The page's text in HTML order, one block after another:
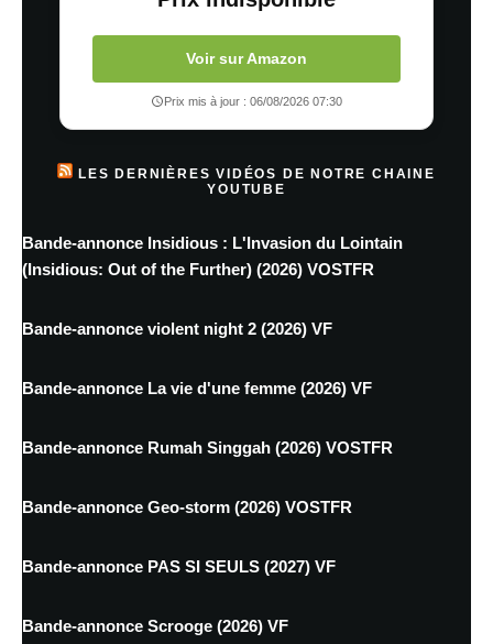
Voir sur Amazon
Prix mis à jour : 06/08/2026 07:30
LES DERNIÈRES VIDÉOS DE NOTRE CHAINE
YOUTUBE
Bande-annonce Insidious : L'Invasion du Lointain
(Insidious: Out of the Further) (2026) VOSTFR
Bande-annonce violent night 2 (2026) VF
Bande-annonce La vie d'une femme (2026) VF
Bande-annonce Rumah Singgah (2026) VOSTFR
Bande-annonce Geo-storm (2026) VOSTFR
Bande-annonce PAS SI SEULS (2027) VF
Bande-annonce Scrooge (2026) VF